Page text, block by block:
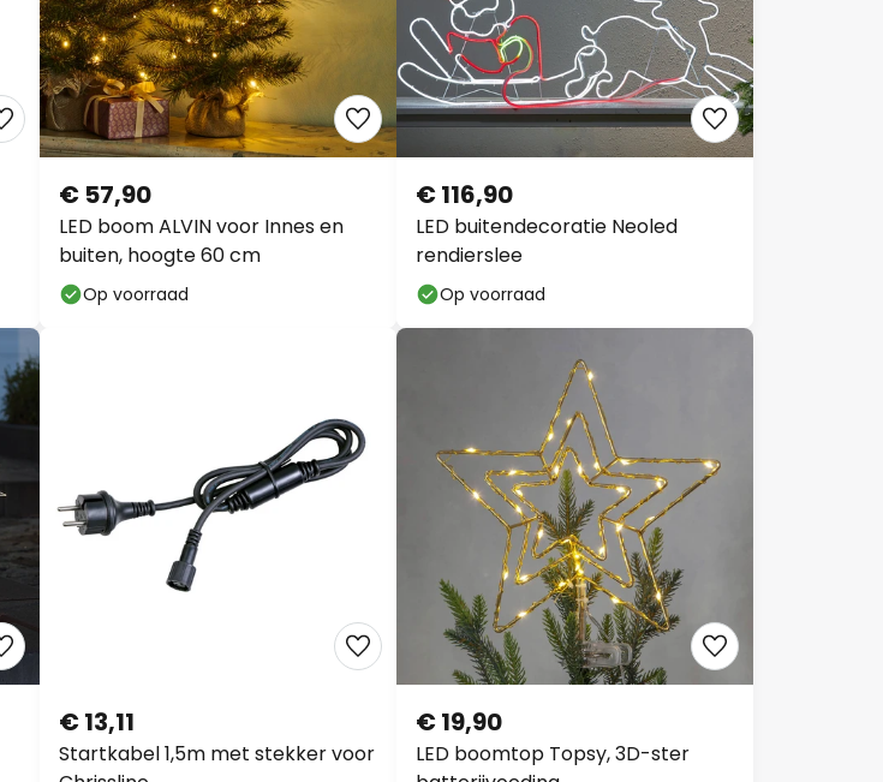
LED boom ALVIN voor Innes en
buiten, hoogte 60 cm
€ 57,90
Op voorraad
LED buitendecoratie Neoled
rendierslee
€ 116,90
Op voorraad
Startkabel 1,5m met stekker voor
€ 13,11
LED boomtop Topsy, 3D-ster
€ 19,90